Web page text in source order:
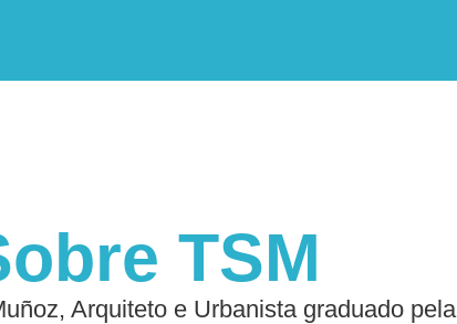
TSM
Arquiteto e Urbanista graduado pela